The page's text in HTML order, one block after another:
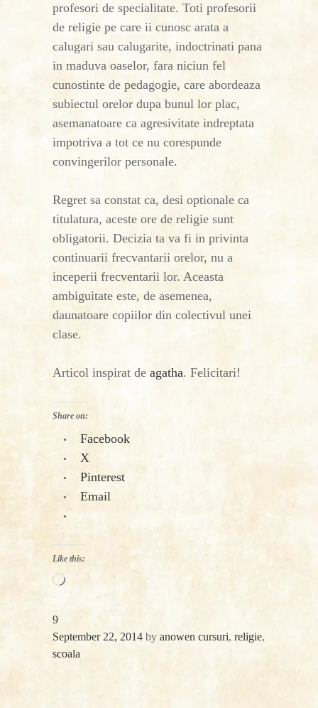
profesori de specialitate. Toti profesorii
de religie pe care ii cunosc arata a
calugari sau calugarite, indoctrinati pana
in maduva oaselor, fara niciun fel
cunostinte de pedagogie, care abordeaza
subiectul orelor dupa bunul lor plac,
asemanatoare ca agresivitate indreptata
impotriva a tot ce nu corespunde
convingerilor personale.
Regret sa constat ca, desi optionale ca
titulatura, aceste ore de religie sunt
obligatorii. Decizia ta va fi in privinta
continuarii frecvantarii orelor, nu a
inceperii frecventarii lor. Aceasta
ambiguitate este, de asemenea,
daunatoare copiilor din colectivul unei
clase.
Articol inspirat de agatha. Felicitari!
Share on:
Facebook
X
Pinterest
Email
Like this:
Loading…
9
September 22, 2014 by anowen cursuri, religie,
scoala